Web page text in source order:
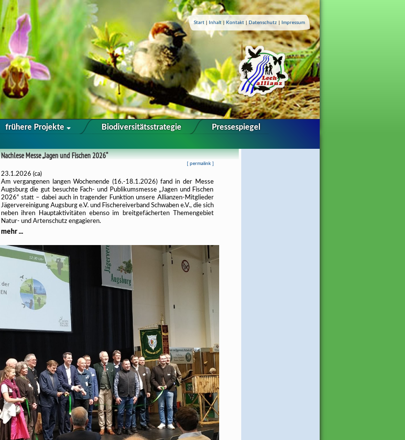
Start| Inhalt| Kontakt| Datenschutz| Impressum
frühere Projekte Biodiversitätsstrategie
Pressespiegel
Nachlese Messe „Jagen und Fischen 2026“
[ permalink]
23.1.2026 (ca)
Am vergangenen langen Wochenende (16.-18.1.2026) fand in der Messe
Augsburg die gut besuchte Fach- und Publikumsmesse „Jagen und Fischen
2026“ statt – dabei auch in tragender Funktion unsere Allianzen-Mitglieder
Jägervereinigung Augsburg e.V. und Fischereiverband Schwaben e.V., die sich
neben ihren Hauptaktivitäten ebenso im breitgefächerten Themengebiet
Natur- und Artenschutz engagieren.
mehr ...